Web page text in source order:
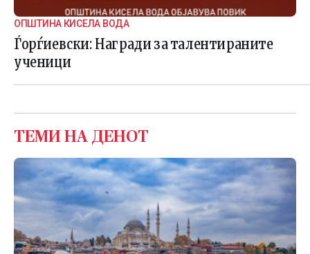
ОПШТИНА КИСЕЛА ВОДА
Ѓорѓиевски: Награди за талентираните
ученици
ТЕМИ НА ДЕНОТ